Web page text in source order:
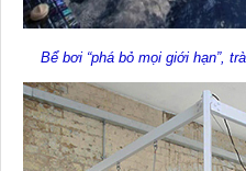
Bể bơi “phá bỏ mọi giới hạn”,